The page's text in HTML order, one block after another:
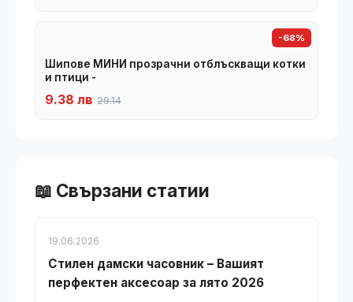
-68%
Шипове МИНИ прозрачни отблъскващи котки
и птици -
9.38 лв 29.14
📖 Свързани статии
19.06.2026
Стилен дамски часовник – Вашият
перфектен аксесоар за лято 2026